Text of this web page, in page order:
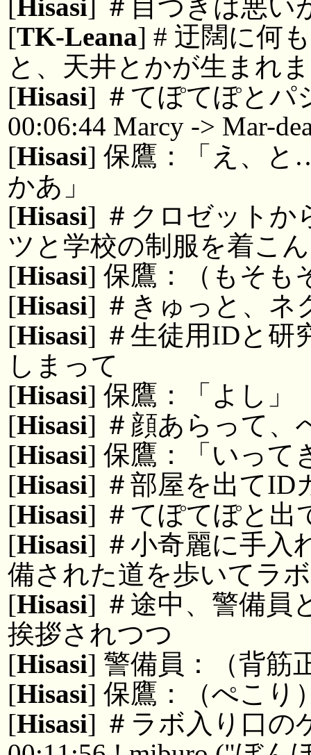
[Hisasi] ＃目つきは悪い
[TK-Leana] # 迂闊に何
と、天井とかが生まれ
[Hisasi] ＃てぽてぽとパ
00:06:44 Marcy -> Mar-
[Hisasi] 保鷹：「え、
かあ」
[Hisasi] ＃クロゼットか
ツと学校の制服を着こ
[Hisasi] 保鷹：（もそも
[Hisasi] ＃きゅっと、ネ
[Hisasi] ＃生徒用IDと研
しまって
[Hisasi] 保鷹：「よし」
[Hisasi] ＃顔あらって、
[Hisasi] 保鷹：「いって
[Hisasi] ＃部屋を出てID
[Hisasi] ＃てぽてぽと出
[Hisasi] ＃小奇麗に手入
備された道を歩いてラ
[Hisasi] ＃途中、警備員
挨拶されつつ
[Hisasi] 警備員：（背筋
[Hisasi] 保鷹：（ぺこり
[Hisasi] ＃ラボ入り口の